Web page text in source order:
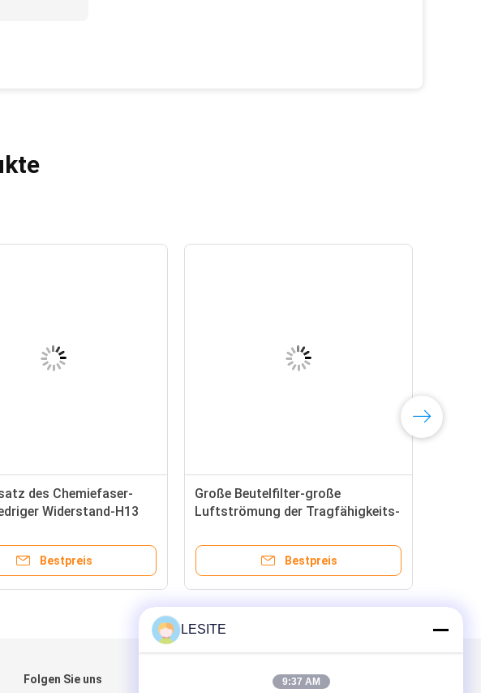
des Chemiefaser-
Widerstand-H13
Bestpreis
Große Beutelfilter-große
Luftströmung der Tragfähigkeits-
Bestpreis
Folgen Sie uns Mailen Sie uns
LESITE
9:37 AM